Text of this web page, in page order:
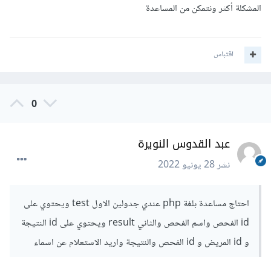
المشكلة أكثر ونتمكن من المساعدة
اقتباس
0
عبد القدوس النويرة
نشر28 يونيو 2022
احتاج مساعدة بلغة php عندي جدولين الاول test ويحتوي على
id الفحص واسم الفحص والثاني result ويحتوي على id النتيجة
و id المريض و id الفحص والنتيجة واريد الاستعلام عن اسماء